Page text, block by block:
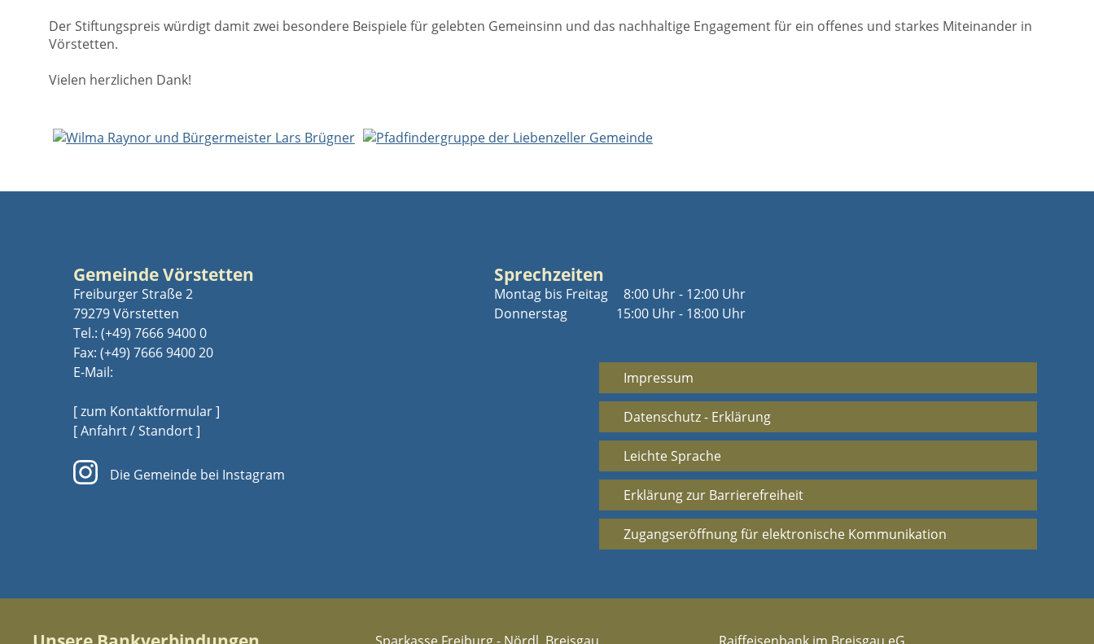
Der Stiftungspreis würdigt damit zwei besondere Beispiele für gelebten Gemeinsinn und das nachhaltige Engagement für ein offenes und starkes Miteinander in
Vörstetten.
Vielen herzlichen Dank!
Gemeinde Vörstetten
Freiburger Straße 2
79279 Vörstetten
Tel.: (+49) 7666 9400 0
Fax: (+49) 7666 9400 20
E-Mail:
[ zum Kontaktformular ]
[ Anfahrt / Standort ]
Die Gemeinde bei Instagram
Sprechzeiten
Montag bis Freitag
Donnerstag
8:00 Uhr - 12:00 Uhr
15:00 Uhr - 18:00 Uhr
Impressum
Datenschutz - Erklärung
Leichte Sprache
Erklärung zur Barrierefreiheit
Zugangseröffnung für elektronische Kommunikation